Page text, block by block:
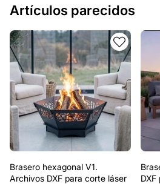
Artículos parecidos
Brasero hexagonal V1.
Archivos DXF para corte láser